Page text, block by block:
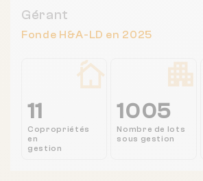
Gérant
Fonde H&A-LD en 2025
11
Copropriétés
en
gestion
1005
Nombre de lots
sous gestion